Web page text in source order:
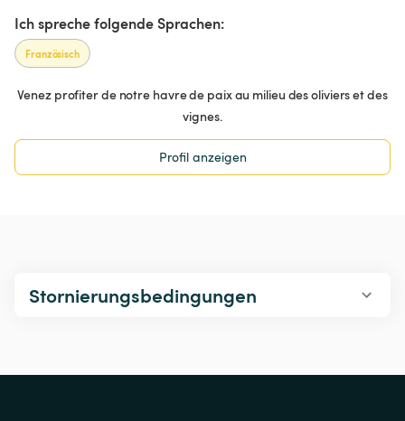
Ich spreche folgende Sprachen:
Französisch
Venez profiter de notre havre de paix au milieu des oliviers et des
vignes.
Profil anzeigen
Stornierungsbedingungen